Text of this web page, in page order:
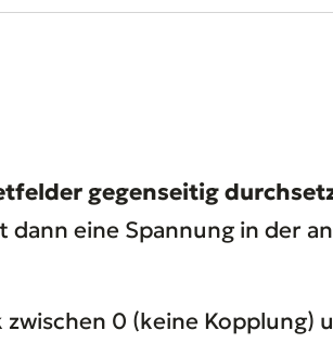
gegenseitig
eine Spannung in der
zwischen 0 (keine Kopplung)